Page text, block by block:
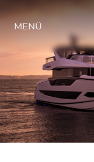
MENÜ